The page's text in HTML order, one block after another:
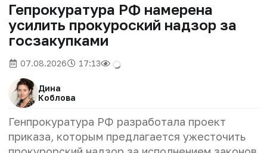
Гепрокуратура РФ намерена
усилить прокуроский надзор за
госзакупками
07.08.2026 17:13
Дина
Коблова
Генпрокуратура РФ разработала проект
приказа, которым предлагается ужесточить